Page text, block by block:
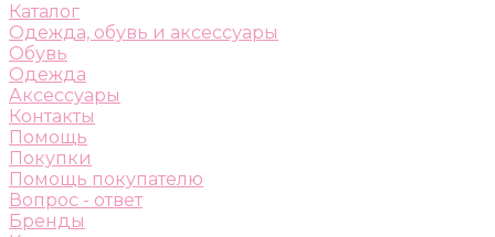
Каталог
Одежда, обувь и аксессуары
Обувь
Одежда
Аксессуары
Контакты
Помощь
Покупки
Помощь покупателю
Вопрос - ответ
Бренды